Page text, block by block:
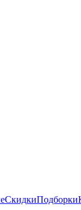
СкидкиПодборки